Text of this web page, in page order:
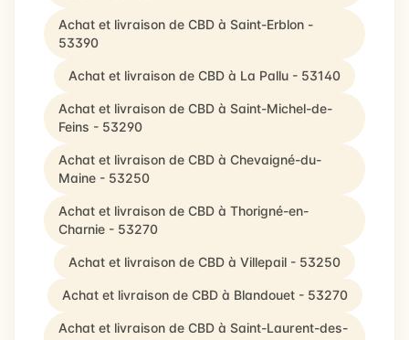
Achat et livraison de CBD à Saint-Erblon -
53390
Achat et livraison de CBD à La Pallu - 53140
Achat et livraison de CBD à Saint-Michel-de-
Feins - 53290
Achat et livraison de CBD à Chevaigné-du-
Maine - 53250
Achat et livraison de CBD à Thorigné-en-
Charnie - 53270
Achat et livraison de CBD à Villepail - 53250
Achat et livraison de CBD à Blandouet - 53270
Achat et livraison de CBD à Saint-Laurent-des-